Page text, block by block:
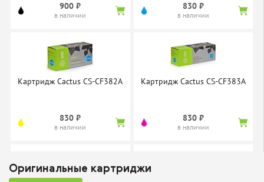
900 ₽
в наличии
830 ₽
в наличии
Картридж Cactus CS-CF382A
830 ₽
в наличии
Картридж Cactus CS-CF383A
830 ₽
в наличии
Оригинальные картриджи